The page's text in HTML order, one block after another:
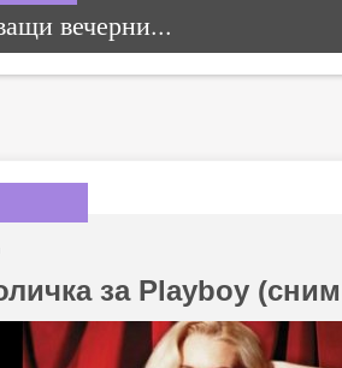
вечерни...
за Playboy